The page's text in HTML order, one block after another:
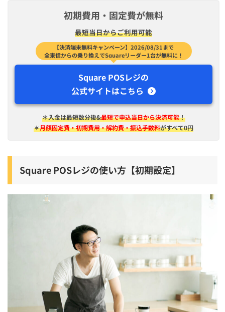
初期費用・固定費が無料
最短​当日から​ご利用可能
【決済端末無料キャンペーン】2026/08/31まで
全東信からの乗り換えでSquareリーダー1台が無料に！
Square POSレジの
公式サイトはこちら
＊入金は​最短​数分後&最短で申込当日から決済可能！
＊月額固定費・初期費用・解約費・振込手数料がすべて0円
Square POSレジの使い方【初期設定】